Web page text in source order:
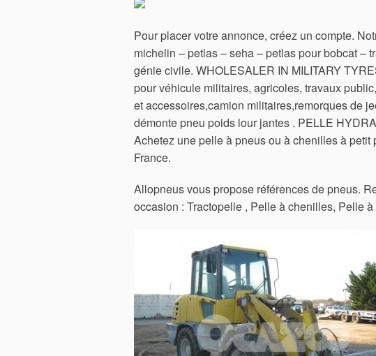
Pour placer votre annonce, créez un compte.
michelin – petlas – seha – petlas pour bobcat –
génie civile. WHOLESALER IN MILITARY
pour véhicule militaires, agricoles, travaux
et accessoires,camion militaires,remorques de
démonte pneu poids lour jantes . PELLE
Achetez une pelle à pneus ou à chenilles à
France.
Allopneus vous propose références de pneus.
occasion : Tractopelle , Pelle à chenilles, Pelle